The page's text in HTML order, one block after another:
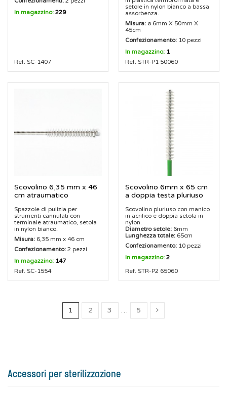
In magazzino: 229
Ref. SC-1407
setole in nylon bianco a bassa
assorbenza.
Misura: ø 6mm X 50mm X
45cm
Confezionamento: 10 pezzi
In magazzino: 1
Ref. STR-P1 50060
Scovolino 6,35 mm x 46
cm atraumatico
Spazzole di pulizia per
strumenti cannulati con
terminale atraumatico, setola
in nylon bianco.
Misura: 6,35 mm x 46 cm
Confezionamento: 2 pezzi
In magazzino: 147
Ref. SC-1554
Scovolino 6mm x 65 cm
a doppia testa pluriuso
Scovolino pluriuso con manico
in acrilico e doppia setola in
nylon.
Diametro setole: 6mm
Lunghezza totale: 65cm
Confezionamento: 10 pezzi
In magazzino: 2
Ref. STR-P2 65060
1 2 3 … 5
Accessori per sterilizzazione